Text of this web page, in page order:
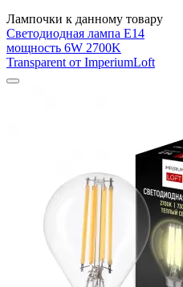
Лампочки к данному товару
Светодиодная лампа E14
мощность 6W 2700K
Transparent от ImperiumLoft